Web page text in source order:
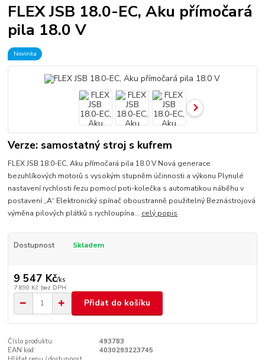
FLEX JSB 18.0-EC, Aku přímočará
pila 18.0 V
Novinka
Verze: samostatný stroj s kufrem
FLEX JSB 18.0-EC, Aku přímočará pila 18.0 V Nová generace
bezuhlíkových motorů s vysokým stupněm účinnosti a výkonu Plynulé
nastavení rychlosti řezu pomocí poti-kolečka s automatikou náběhu v
postavení „A“ Elektronický spínač oboustranně použitelný Beznástrojová
výměna pilových plátků s rychloupína... celý popis
Dostupnost Skladem
9 547 Kč/ks
7 890 Kč bez DPH
Přidat do košíku
Číslo produktu:
493783
EAN kód:
4030293223745